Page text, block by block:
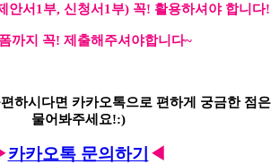
안서1부, 신청서1부) 꼭! 활용하셔야 합니다!
까지 꼭! 제출해주셔야합니다~
하시다면 카카오톡으로 편하게 궁금한 점은
물어봐주세요!:)
카카오톡 문의하기 ◀